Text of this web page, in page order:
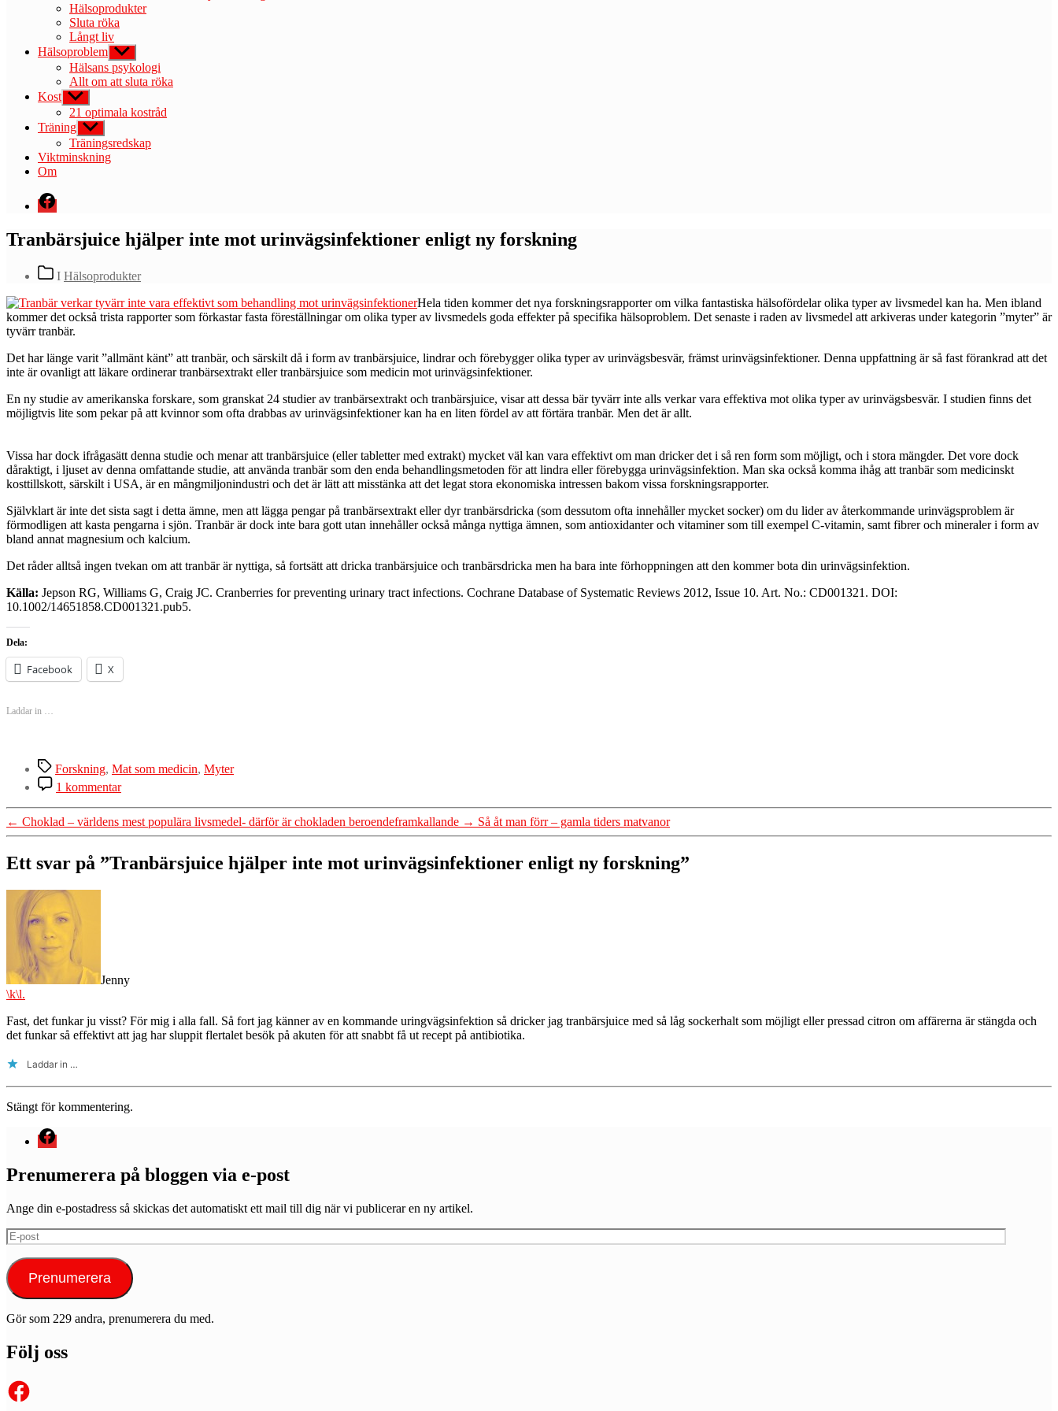
Hälsoprodukter
Sluta röka
Långt liv
Hälsoproblem Visa
undermeny
Hälsans psykologi
Allt om att sluta röka
Kost Visa
undermeny
21 optimala kostråd
Träning Visa
undermeny
Träningsredskap
Viktminskning
Om
Menyval
Tranbärsjuice hjälper inte mot urinvägsinfektioner enligt ny forskning
Kategorier
I Hälsoprodukter
Hela tiden kommer det nya forskningsrapporter om vilka fantastiska hälsofördelar olika typer av livsmedel kan ha. Men ibland
kommer det också trista rapporter som förkastar fasta föreställningar om olika typer av livsmedels goda effekter på specifika hälsoproblem. Det senaste i raden av livsmedel att arkiveras under kategorin ”myter” är
tyvärr tranbär.
Det har länge varit ”allmänt känt” att tranbär, och särskilt då i form av tranbärsjuice, lindrar och förebygger olika typer av urinvägsbesvär, främst urinvägsinfektioner. Denna uppfattning är så fast förankrad att det
inte är ovanligt att läkare ordinerar tranbärsextrakt eller tranbärsjuice som medicin mot urinvägsinfektioner.
En ny studie av amerikanska forskare, som granskat 24 studier av tranbärsextrakt och tranbärsjuice, visar att dessa bär tyvärr inte alls verkar vara effektiva mot olika typer av urinvägsbesvär. I studien finns det
möjligtvis lite som pekar på att kvinnor som ofta drabbas av urinvägsinfektioner kan ha en liten fördel av att förtära tranbär. Men det är allt.
Vissa har dock ifrågasätt denna studie och menar att tranbärsjuice (eller tabletter med extrakt) mycket väl kan vara effektivt om man dricker det i så ren form som möjligt, och i stora mängder. Det vore dock
dåraktigt, i ljuset av denna omfattande studie, att använda tranbär som den enda behandlingsmetoden för att lindra eller förebygga urinvägsinfektion. Man ska också komma ihåg att tranbär som medicinskt
kosttillskott, särskilt i USA, är en mångmiljonindustri och det är lätt att misstänka att det legat stora ekonomiska intressen bakom vissa forskningsrapporter.
Självklart är inte det sista sagt i detta ämne, men att lägga pengar på tranbärsextrakt eller dyr tranbärsdricka (som dessutom ofta innehåller mycket socker) om du lider av återkommande urinvägsproblem är
förmodligen att kasta pengarna i sjön. Tranbär är dock inte bara gott utan innehåller också många nyttiga ämnen, som antioxidanter och vitaminer som till exempel C-vitamin, samt fibrer och mineraler i form av
bland annat magnesium och kalcium.
Det råder alltså ingen tvekan om att tranbär är nyttiga, så fortsätt att dricka tranbärsjuice och tranbärsdricka men ha bara inte förhoppningen att den kommer bota din urinvägsinfektion.
Källa: Jepson RG, Williams G, Craig JC. Cranberries for preventing urinary tract infections. Cochrane Database of Systematic Reviews 2012, Issue 10. Art. No.: CD001321. DOI:
10.1002/14651858.CD001321.pub5.
Dela:
Facebook X
Laddar in …
Etiketter
Forskning, Mat som medicin, Myter
1 kommentartill
Tranbärsjuice
hjälper
inte
mot
urinvägsinfektioner
enligt
← Choklad – världens mest populära livsmedel- därför är chokladen beroendeframkallande → Så åt man förr – gamla tiders matvanor
Ett svar på ”Tranbärsjuice hjälper inte mot urinvägsinfektioner enligt ny forskning”
Jenny
\k\l.
Fast, det funkar ju visst? För mig i alla fall. Så fort jag känner av en kommande uringvägsinfektion så dricker jag tranbärsjuice med så låg sockerhalt som möjligt eller pressad citron om affärerna är stängda och
det funkar så effektivt att jag har sluppit flertalet besök på akuten för att snabbt få ut recept på antibiotika.
Laddar in …
Stängt för kommentering.
Menyval
Prenumerera på bloggen via e-post
Ange din e-postadress så skickas det automatiskt ett mail till dig när vi publicerar en ny artikel.
E-
post
Prenumerera
Gör som 229 andra, prenumerera du med.
Följ oss
Facebook